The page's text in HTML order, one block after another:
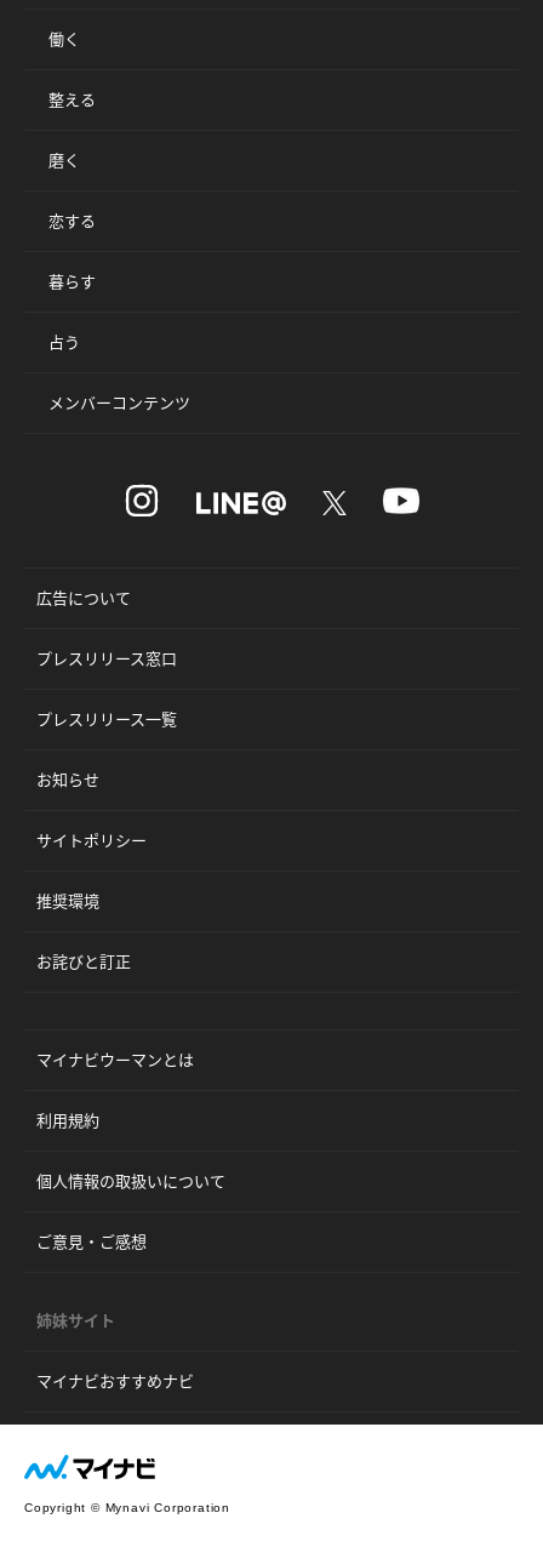
働く
整える
磨く
恋する
暮らす
占う
メンバーコンテンツ
広告について
プレスリリース窓口
プレスリリース一覧
お知らせ
サイトポリシー
推奨環境
お詫びと訂正
マイナビウーマンとは
利用規約
個人情報の取扱いについて
ご意見・ご感想
姉妹サイト
マイナビおすすめナビ
Copyright © Mynavi Corporation